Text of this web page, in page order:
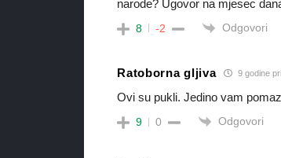
narode? Ugovor na mjesec
8 -2 Odgovori
Ratoborna gljiva 9 godine
Ovi su pukli. Jedino vam
9 0 Odgovori